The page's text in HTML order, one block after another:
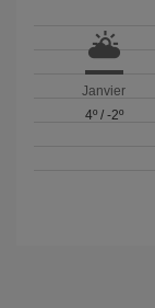
Janvier
4º/ -2º